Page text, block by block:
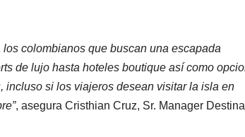
colombianos que buscan una escapada
de lujo hasta hoteles boutique así como
incluso si los viajeros desean visitar la isla en
, asegura Cristhian Cruz, Sr. Manager